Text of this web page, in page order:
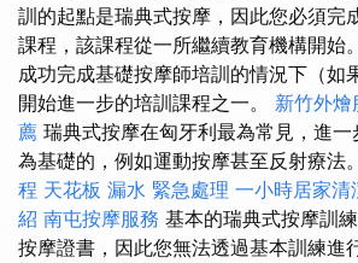
訓的起點是瑞典式按摩，因此您必須完
課程，該課程從一所繼續教育機構開始。
成功完成基礎按摩師培訓的情況下（如
開始進一步的培訓課程之一。 新竹外
薦 瑞典式按摩在匈牙利最為常見，進
為基礎的，例如運動按摩甚至反射療法。
程 天花板 漏水 緊急處理 一小時居家清
紹 南屯按摩服務 基本的瑞典式按摩訓
按摩證書，因此您無法透過基本訓練進